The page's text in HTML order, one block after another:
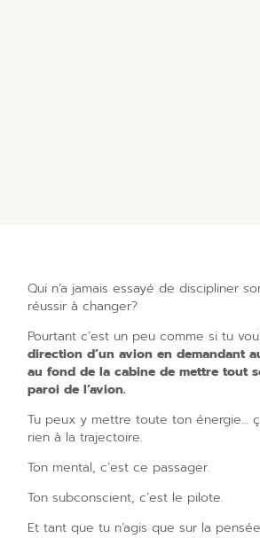
Qui n’a jamais essayé de discipliner
réussir à changer?
Pourtant c’est un peu comme si tu
direction d’un avion en demandant
au fond de la cabine de mettre tout
paroi de l’avion.
Tu peux y mettre toute ton énergie…
rien à la trajectoire.
Ton mental, c’est ce passager.
Ton subconscient, c’est le pilote.
Et tant que tu n’agis que sur la